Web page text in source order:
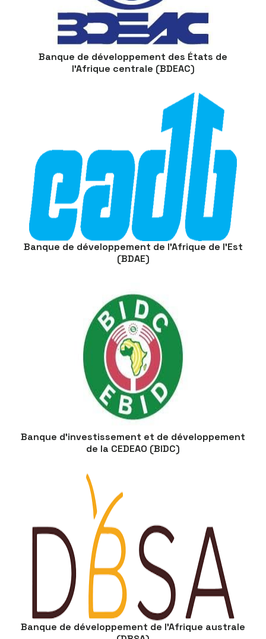
Banque de développement des États de
l’Afrique centrale (BDEAC)
Banque de développement de l’Afrique de l’Est
(BDAE)
Banque d’investissement et de développement
de la CEDEAO (BIDC)
Banque de développement de l’Afrique australe